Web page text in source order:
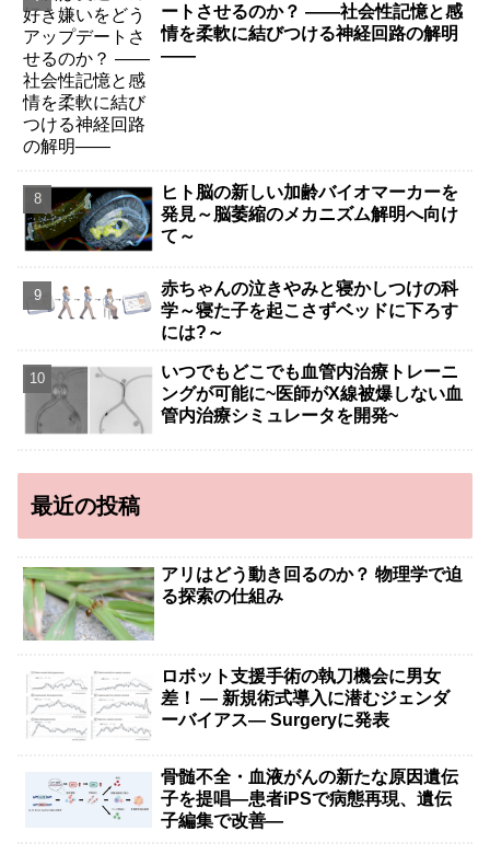
ートさせるのか？ ――社会性記憶と感
情を柔軟に結びつける神経回路の解明
――
ヒト脳の新しい加齢バイオマーカーを
発見～脳萎縮のメカニズム解明へ向け
て～
赤ちゃんの泣きやみと寝かしつけの科
学～寝た子を起こさずベッドに下ろす
には?～
いつでもどこでも血管内治療トレーニ
ングが可能に~医師がX線被爆しない血
管内治療シミュレータを開発~
最近の投稿
アリはどう動き回るのか？ 物理学で迫
る探索の仕組み
ロボット支援手術の執刀機会に男女
差！ — 新規術式導入に潜むジェンダ
ーバイアス— Surgeryに発表
骨髄不全・血液がんの新たな原因遺伝
子を提唱―患者iPSで病態再現、遺伝
子編集で改善―